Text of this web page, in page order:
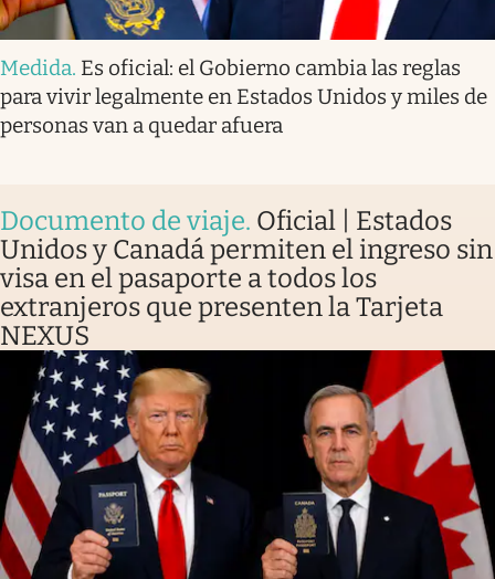
Medida. Es oficial: el Gobierno cambia las reglas
para vivir legalmente en Estados Unidos y miles de
personas van a quedar afuera
Documento de viaje. Oficial | Estados
Unidos y Canadá permiten el ingreso sin
visa en el pasaporte a todos los
extranjeros que presenten la Tarjeta
NEXUS